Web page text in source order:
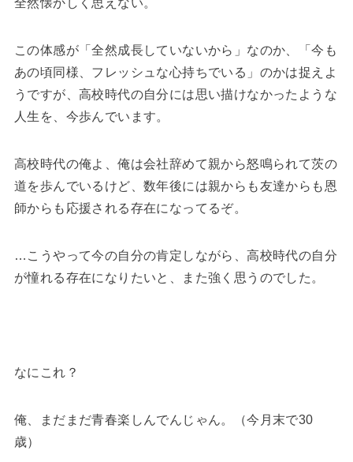
全然懐かしく思えない。
この体感が「全然成長していないから」なのか、「今も
あの頃同様、フレッシュな心持ちでいる」のかは捉えよ
うですが、高校時代の自分には思い描けなかったような
人生を、今歩んでいます。
高校時代の俺よ、俺は会社辞めて親から怒鳴られて茨の
道を歩んでいるけど、数年後には親からも友達からも恩
師からも応援される存在になってるぞ。
…こうやって今の自分の肯定しながら、高校時代の自分
が憧れる存在になりたいと、また強く思うのでした。
なにこれ？
俺、まだまだ青春楽しんでんじゃん。（今月末で30
歳）